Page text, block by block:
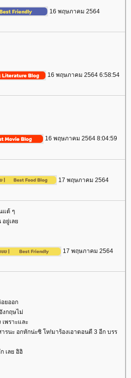
16 พฤษภาคม 2564
16 พฤษภาคม 2564 6:58:54
16 พฤษภาคม 2564 8:04:59
17 พฤษภาคม 2564
แต้ ๆ
อยู่เล
17 พฤษภาคม 2564
ยออก
งกฤษไม่
พราะและ
รนะ อกหักน่ะซิ โห!มาร้องเอาตอนตี 3 อีก บรร
เลย อิอิ